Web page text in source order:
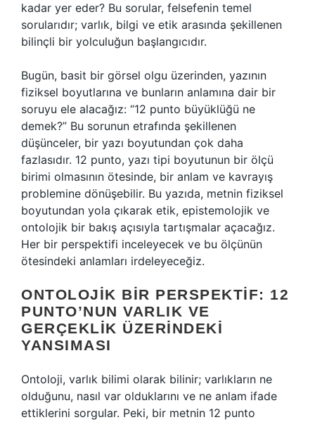
kadar yer eder? Bu sorular, felsefenin temel
sorularıdır; varlık, bilgi ve etik arasında şekillenen
bilinçli bir yolculuğun başlangıcıdır.
Bugün, basit bir görsel olgu üzerinden, yazının
fiziksel boyutlarına ve bunların anlamına dair bir
soruyu ele alacağız: “12 punto büyüklüğü ne
demek?” Bu sorunun etrafında şekillenen
düşünceler, bir yazı boyutundan çok daha
fazlasıdır. 12 punto, yazı tipi boyutunun bir ölçü
birimi olmasının ötesinde, bir anlam ve kavrayış
problemine dönüşebilir. Bu yazıda, metnin fiziksel
boyutundan yola çıkarak etik, epistemolojik ve
ontolojik bir bakış açısıyla tartışmalar açacağız.
Her bir perspektifi inceleyecek ve bu ölçünün
ötesindeki anlamları irdeleyeceğiz.
ONTOLOJIK BIR PERSPEKTIF: 12
PUNTO’NUN VARLIK VE
GERÇEKLIK ÜZERINDEKI
YANSIMASI
Ontoloji, varlık bilimi olarak bilinir; varlıkların ne
olduğunu, nasıl var olduklarını ve ne anlam ifade
ettiklerini sorgular. Peki, bir metnin 12 punto